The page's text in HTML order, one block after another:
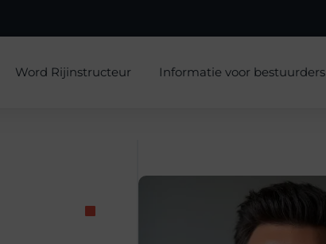
Word Rijinstructeur Informatie voor bestuurders